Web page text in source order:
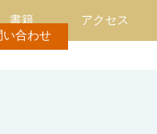
書籍 アクセス
い合わせ